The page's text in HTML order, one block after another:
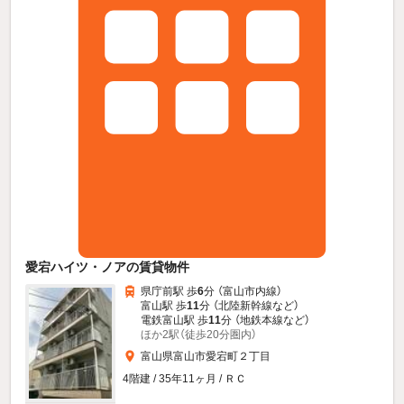
愛宕ハイツ・ノアの賃貸物件
県庁前駅 歩6分 （富山市内線）
富山駅 歩11分 （北陸新幹線など）
電鉄富山駅 歩11分 （地鉄本線など）
ほか2駅（徒歩20分圏内）
富山県富山市愛宕町２丁目
4階建 / 35年11ヶ月 / ＲＣ